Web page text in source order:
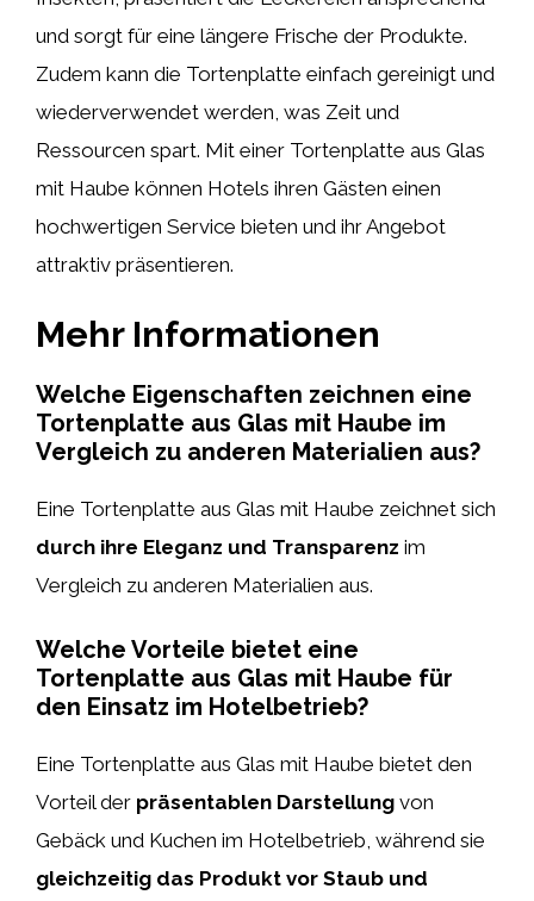
und sorgt für eine längere Frische der Produkte.
Zudem kann die Tortenplatte einfach gereinigt und
wiederverwendet werden, was Zeit und
Ressourcen spart. Mit einer Tortenplatte aus Glas
mit Haube können Hotels ihren Gästen einen
hochwertigen Service bieten und ihr Angebot
attraktiv präsentieren.
Mehr Informationen
Welche Eigenschaften zeichnen eine
Tortenplatte aus Glas mit Haube im
Vergleich zu anderen Materialien aus?
Eine Tortenplatte aus Glas mit Haube zeichnet sich
durch ihre Eleganz und Transparenz im
Vergleich zu anderen Materialien aus.
Welche Vorteile bietet eine
Tortenplatte aus Glas mit Haube für
den Einsatz im Hotelbetrieb?
Eine Tortenplatte aus Glas mit Haube bietet den
Vorteil der präsentablen Darstellung von
Gebäck und Kuchen im Hotelbetrieb, während sie
gleichzeitig das Produkt vor Staub und